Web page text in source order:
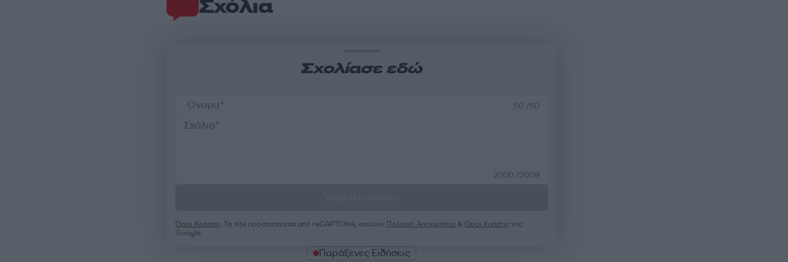
Σχόλια
Σχολίασε εδώ
50 /50
2000 /2000
Όροι Χρήσης. Το site προστατεύεται από reCAPTCHA, ισχύουν Πολιτική Απορρήτου &Όροι Χρήσης της
Google.
Παράξενες Ειδήσεις